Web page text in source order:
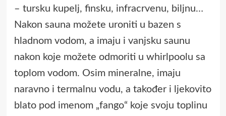
– tursku kupelj, finsku, infracrvenu, biljnu…
Nakon sauna možete uroniti u bazen s
hladnom vodom, a imaju i vanjsku saunu
nakon koje možete odmoriti u whirlpoolu sa
toplom vodom. Osim mineralne, imaju
naravno i termalnu vodu, a također i ljekovito
blato pod imenom „fango“ koje svoju toplinu